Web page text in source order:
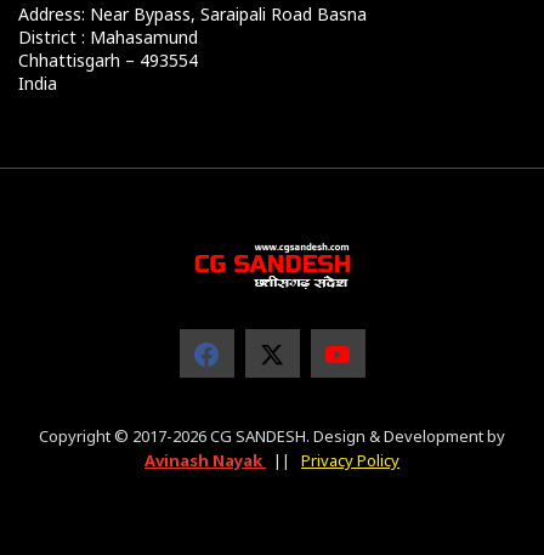
Address: Near Bypass, Saraipali Road Basna
District : Mahasamund
Chhattisgarh – 493554
India
Copyright © 2017-2026 CG SANDESH. Design & Development by
Avinash Nayak
|| Privacy Policy